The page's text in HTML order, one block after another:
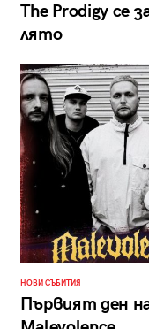
The Prodigy се
лято
НОВИ СЪБИТИЯ
Първият ден